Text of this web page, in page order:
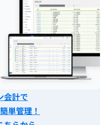
会計で
単管理！